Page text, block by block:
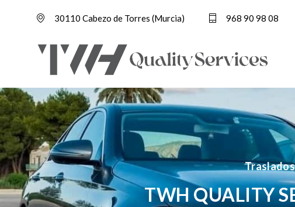
30110 Cabezo de Torres (Murcia) 968 90 98 08
TWH QUALITY